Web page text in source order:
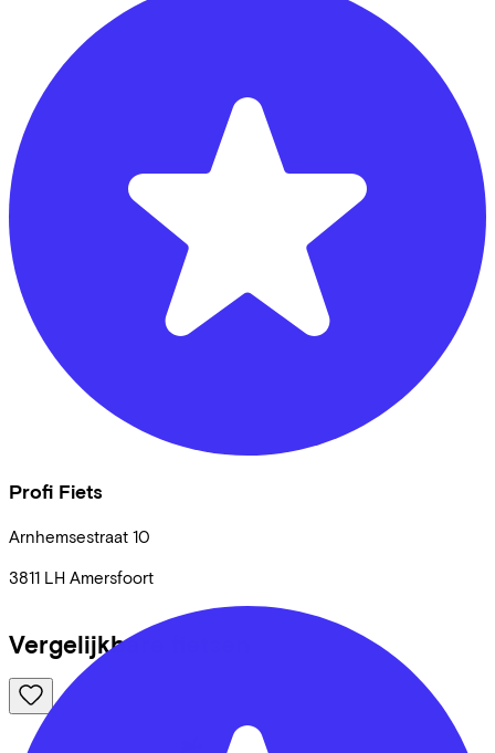
Profi Fiets
Arnhemsestraat 10
3811 LH Amersfoort
Vergelijkbare fietsen